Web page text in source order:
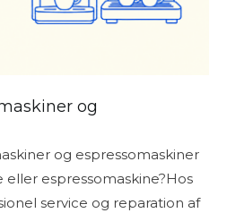
og
og espressomaskiner
espressomaskine?Hos
service og reparation af